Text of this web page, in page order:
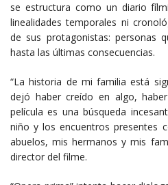
se estructura como un diario
linealidades temporales ni
de sus protagonistas: personas
hasta las últimas consecuencias.
“La historia de mi familia está
dejó haber creído en algo,
película es una búsqueda
niño y los encuentros presentes
abuelos, mis hermanos y mis
director del filme.